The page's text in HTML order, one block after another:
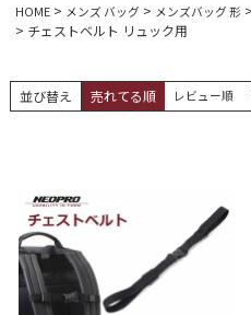
HOME メンズ バッグ メンズバッグ 形
チェストベルト リュック用
並び替え 売れてる順 レビュー順